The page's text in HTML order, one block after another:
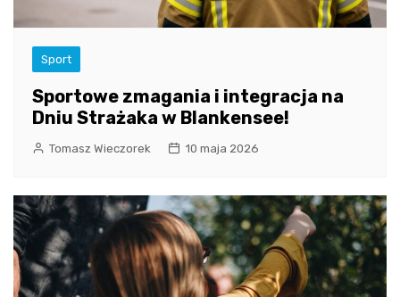
Sport
Sportowe zmagania i integracja na
Dniu Strażaka w Blankensee!
Tomasz Wieczorek 10 maja 2026